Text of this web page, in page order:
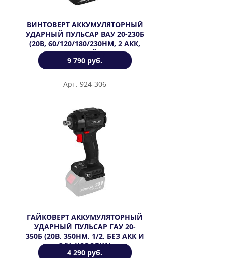
ВИНТОВЕРТ АККУМУЛЯТОРНЫЙ
УДАРНЫЙ ПУЛЬСАР ВАУ 20-230Б
(20В, 60/120/180/230НМ, 2 АКК,
2АЧ, КЕЙС)
9 790 руб.
Арт. 924-306
ГАЙКОВЕРТ АККУМУЛЯТОРНЫЙ
УДАРНЫЙ ПУЛЬСАР ГАУ 20-
350Б (20В, 350HМ, 1/2, БЕЗ АКК И
З/У, КОРОБКА)
4 290 руб.